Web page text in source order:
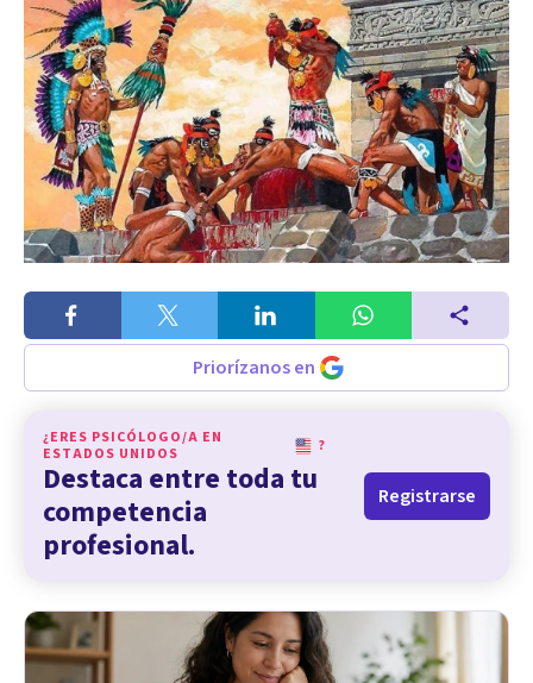
Priorízanos en
¿ERES PSICÓLOGO/A EN
ESTADOS UNIDOS
?
Destaca entre toda tu
competencia
profesional.
Registrarse